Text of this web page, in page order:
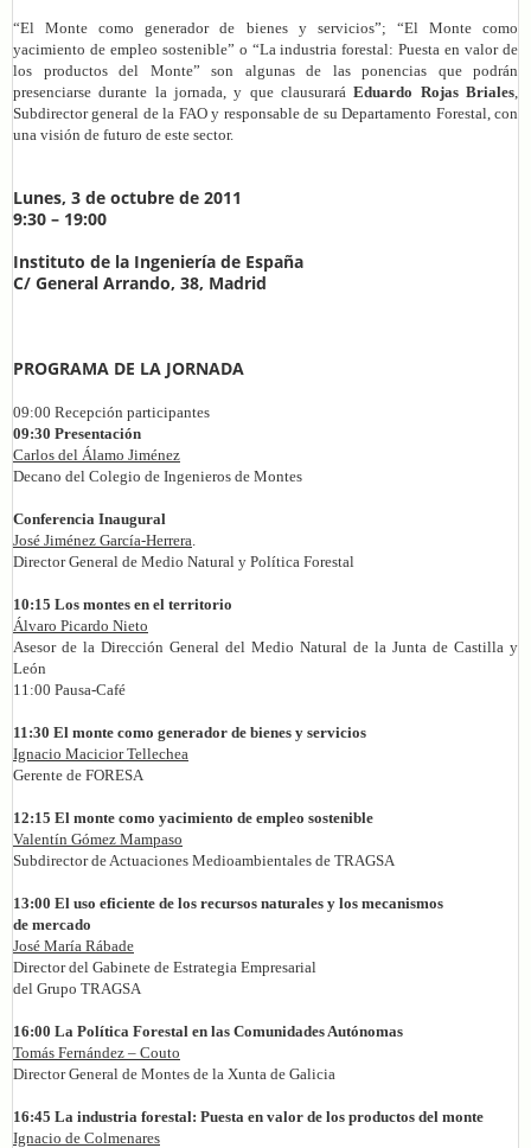
“El Monte como generador de bienes y servicios”; “El Monte como
yacimiento de empleo sostenible” o “La industria forestal: Puesta en valor de
los productos del Monte” son algunas de las ponencias que podrán
presenciarse durante la jornada, y que clausuraráEduardo Rojas Briales,
Subdirector general de la FAO y responsable de su Departamento Forestal, con
una visión de futuro de este sector.
Lunes, 3 de octubre de 2011
9:30 – 19:00
Instituto de la Ingeniería de España
C/ General Arrando, 38, Madrid
PROGRAMA DE LA JORNADA
09:00 Recepción participantes
09:30 Presentación
Carlos del Álamo Jiménez
Decano del Colegio de Ingenieros de Montes
Conferencia Inaugural
José Jiménez García-Herrera.
Director General de Medio Natural y Política Forestal
10:15 Los montes en el territorio
Álvaro Picardo Nieto
Asesor de la Dirección General del Medio Natural de la Junta de Castilla y
León
11:00 Pausa-Café
11:30 El monte como generador de bienes y servicios
Ignacio Macicior Tellechea
Gerente de FORESA
12:15 El monte como yacimiento de empleo sostenible
Valentín Gómez Mampaso
Subdirector de Actuaciones Medioambientales de TRAGSA
13:00 El uso eficiente de los recursos naturales y los mecanismos
de mercado
José María Rábade
Director del Gabinete de Estrategia Empresarial
del Grupo TRAGSA
16:00 La Política Forestal en las Comunidades Autónomas
Tomás Fernández – Couto
Director General de Montes de la Xunta de Galicia
16:45 La industria forestal: Puesta en valor de los productos del monte
Ignacio de Colmenares